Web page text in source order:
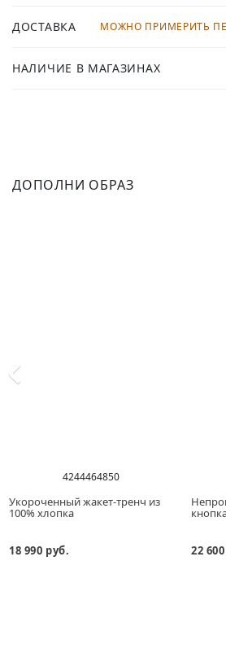
ДОСТАВКА МОЖНО ПРИМЕРИТЬ
НАЛИЧИЕ В МАГАЗИНАХ
ДОПОЛНИ ОБРАЗ
4244464850
Укороченный жакет-тренч из
100% хлопка
18 990 руб. 22